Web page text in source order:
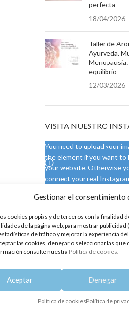
Gestionar el consentimiento
cookies propias y de terceros con la finalidad
de la página web, para mostrar
de tráfico y mejorar la experiencia
las cookies, denegar o seleccionar las que
consulte nuestra Política de cookies.
Aceptar Denegar
Política de cookiesPolítica de
perfecta
18/04/2026
Taller de
Ayurveda.
equilibrio
12/03/2026
VISITA NUESTRO
You need to upload your
the element if you want to
your website. Otherwise
connect your real
NUESTRA SEDE
física
de aromaterapia
de belleza
y bienestar
Cambios
Formas de
Formas de